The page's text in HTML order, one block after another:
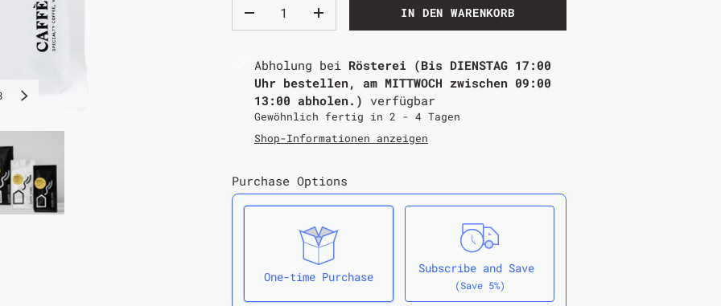
IN DEN WARENKORB
Abholung bei Rösterei (Bis DIENSTAG 17:00
Uhr bestellen, am MITTWOCH zwischen 09:00
13:00 abholen.) verfügbar
Gewöhnlich fertig in 2 - 4 Tagen
Shop-Informationen anzeigen
Purchase Options
One-time Purchase
Subscribe and Save
(Save 5%)